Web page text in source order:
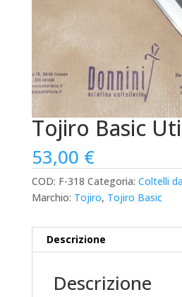
Tojiro Basic
53,00 €
COD: F-318 Categoria: Coltelli
Marchio: Tojiro, Tojiro Basic
Descrizione
Descrizione